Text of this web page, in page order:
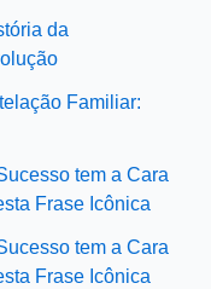
da
Familiar:
tem a Cara
Frase Icônica
tem a Cara
Frase Icônica